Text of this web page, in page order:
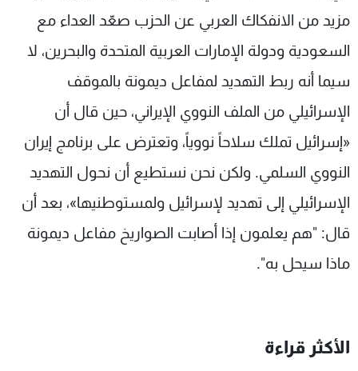
مزيد من الانفكاك العربي عن الحزب صعّد العداء مع
السعودية ودولة الإمارات العربية المتحدة والبحرين، لا
سيما أنه ربط التهديد لمفاعل ديمونة بالموقف
الإسرائيلي من الملف النووي الإيراني، حين قال أن
«إسرائيل تملك سلاحاً نووياً، وتعترض على برنامج إيران
النووي السلمي. ولكن نحن نستطيع أن نحول التهديد
الإسرائيلي إلى تهديد لإسرائيل ولمستوطنيها»، بعد أن
قال: "هم يعلمون إذا أصابت الصواريخ مفاعل ديمونة
ماذا سيحل به".
الأكثر قراءة